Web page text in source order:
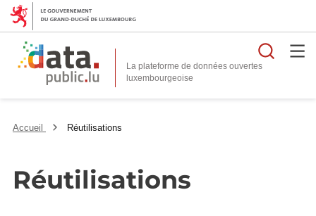
La plateforme de données ouvertes
Accueil Réutilisations
Réutilisations